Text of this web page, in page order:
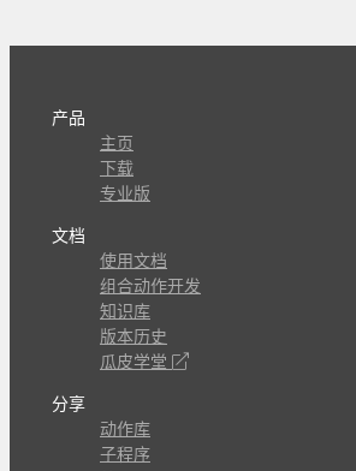
产品
主页
下载
专业版
文档
使用文档
组合动作开发
知识库
版本历史
瓜皮学堂
分享
动作库
子程序